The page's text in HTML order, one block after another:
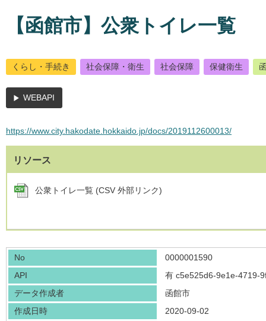
【函館市】公衆トイレ一覧
くらし・手続き 社会保障・衛生 社会保障 保健衛生
WEBAPI
https://www.city.hakodate.hokkaido.jp/docs/2019112600013/
リソース
公衆トイレ一覧 (CSV 外部リンク)
No
0000001590
API
有 c5e525d6-9e1e-4719-
データ作成者
函館市
作成日時
2020-09-02